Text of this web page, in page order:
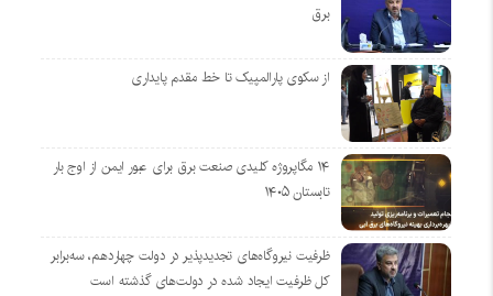
برق
از سکوی پارالمپیک تا خط مقدم پایداری
۱۴ مگاپروژه‌ کلیدی صنعت برق برای عبور ایمن از اوج بار
تابستان ۱۴۰۵
ظرفیت نیروگاه‌های تجدیدپذیر در دولت چهاردهم، سه‌برابر
کل ظرفیت ایجاد شده در دولت‌های گذشته است